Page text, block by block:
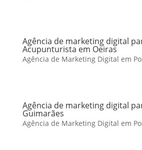
Agência de marketing digital
Acupunturista em Oeiras
Agência de Marketing Digital em
Agência de marketing digital
Guimarães
Agência de Marketing Digital em